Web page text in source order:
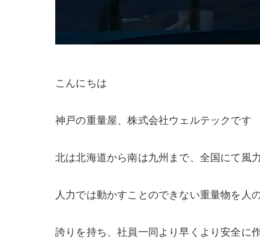
こんにちは
神戸の重量屋、株式会社ウェルテックです
北は北海道から南は九州まで、全国にて風
人力では動かすことのできない重量物を人
誇りを持ち、社員一同より早くより安全に